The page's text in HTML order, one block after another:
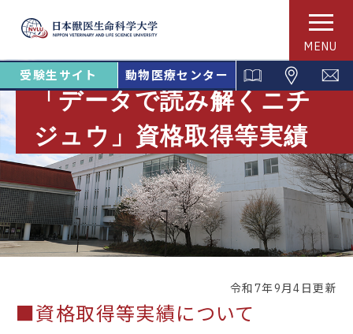
MENU
受験生サイト 動物医療センター
「データで読み解くニチ
ジュウ」資格取得等実績
令和7年9月4日更新
■資格取得等実績について